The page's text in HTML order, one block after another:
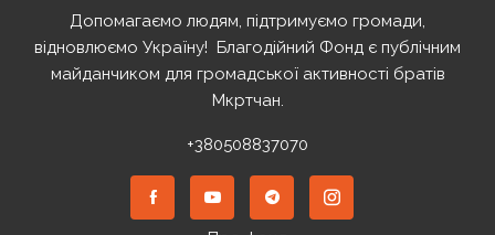
Допомагаємо людям, підтримуємо громади,
відновлюємо Україну! ️ Благодійний Фонд є публічним
майданчиком для громадської активності братів
Мкртчан.
+380508837070